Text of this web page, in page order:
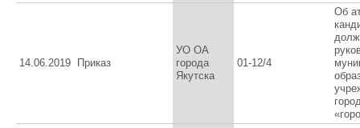
14.06.2019 Приказ
УО ОА
города
Якутска
01-12/4
Об